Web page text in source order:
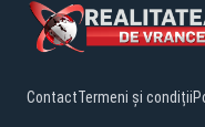
ContactTermeni și condiții